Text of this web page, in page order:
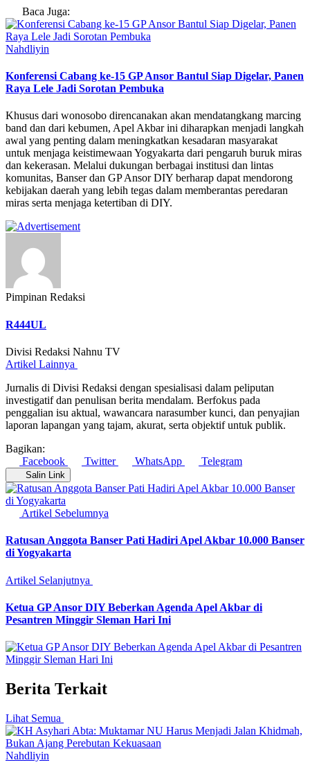
Baca Juga:
Nahdliyin
Konferensi Cabang ke-15 GP Ansor Bantul Siap Digelar, Panen
Raya Lele Jadi Sorotan Pembuka
Khusus dari wonosobo direncanakan akan mendatangkang marcing
band dan dari kebumen, Apel Akbar ini diharapkan menjadi langkah
awal yang penting dalam meningkatkan kesadaran masyarakat
untuk menjaga keistimewaan Yogyakarta dari pengaruh buruk miras
dan kekerasan. Melalui dukungan berbagai institusi dan lintas
komunitas, Banser dan GP Ansor DIY berharap dapat mendorong
kebijakan daerah yang lebih tegas dalam memberantas peredaran
miras serta menjaga ketertiban di DIY.
Pimpinan Redaksi
R444UL
Divisi Redaksi Nahnu TV
Artikel Lainnya
Jurnalis di Divisi Redaksi dengan spesialisasi dalam peliputan
investigatif dan penulisan berita mendalam. Berfokus pada
penggalian isu aktual, wawancara narasumber kunci, dan penyajian
laporan lapangan yang tajam, akurat, serta objektif untuk publik.
Bagikan:
Facebook
Twitter WhatsApp Telegram
Salin Link
Artikel Sebelumnya
Ratusan Anggota Banser Pati Hadiri Apel Akbar 10.000 Banser
di Yogyakarta
Artikel Selanjutnya
Ketua GP Ansor DIY Beberkan Agenda Apel Akbar di
Pesantren Minggir Sleman Hari Ini
Berita Terkait
Lihat Semua
Nahdliyin